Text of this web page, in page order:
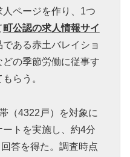
ページを作り、1つ
町公認の求人情報サイ
ある赤土バレイショ
の季節労働に従事す
らう。
（4322戸）を対象に
トを実施し、約4分
答を得た。調査時点